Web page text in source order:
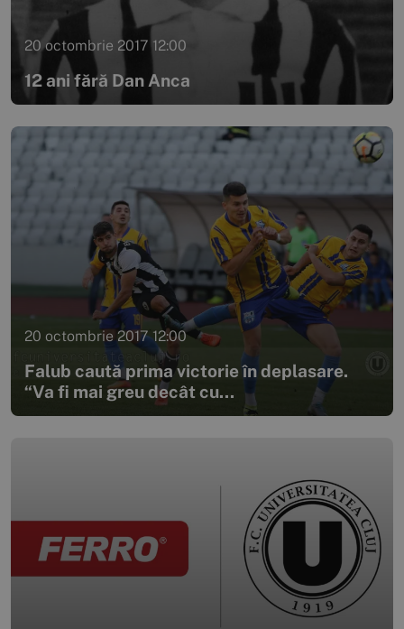
20 octombrie 2017 12:00
12 ani fără Dan Anca
20 octombrie 2017 12:00
Falub caută prima victorie în deplasare.
“Va fi mai greu decât cu...